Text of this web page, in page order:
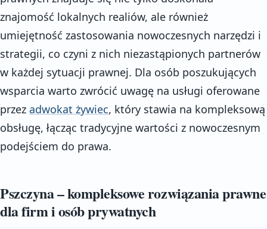
znajomość lokalnych realiów, ale również
umiejętność zastosowania nowoczesnych narzędzi i
strategii, co czyni z nich niezastąpionych partnerów
w każdej sytuacji prawnej. Dla osób poszukujących
wsparcia warto zwrócić uwagę na usługi oferowane
przez adwokat żywiec, który stawia na kompleksową
obsługę, łącząc tradycyjne wartości z nowoczesnym
podejściem do prawa.
Pszczyna – kompleksowe rozwiązania prawne
dla firm i osób prywatnych